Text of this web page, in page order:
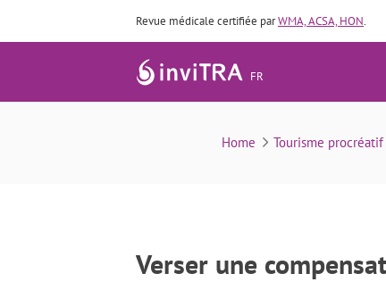
Revue médicale certifiée parWMA, ACSA, HON.
FR
Home Tourisme procréatif
Verser une